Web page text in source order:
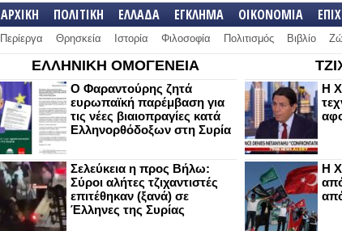
ΑΡΧΙΚΗ ΠΟΛΙΤΙΚΗ ΕΛΛΑΔΑ ΕΓΚΛΗΜΑ ΟΙΚΟΝΟΜΙΑ
Περίεργα Θρησκεία Ιστορία Φιλοσοφία Πολιτισμός Βιβλίο
ΕΛΛΗΝΙΚΗ ΟΜΟΓΕΝΕΙΑ
Ο Φαραντούρης ζητά
ευρωπαϊκή παρέμβαση για
τις νέες βιαιοπραγίες κατά
Ελληνορθόδοξων στη Συρία
Σελεύκεια η προς Βήλω:
Σύροι αλήτες τζιχαντιστές
επιτέθηκαν (ξανά) σε
Έλληνες της Συρίας
Η
Η